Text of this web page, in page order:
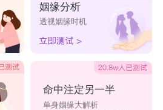
姻缘分析
透视姻缘时机
命中注定另一半
单身姻缘大解析